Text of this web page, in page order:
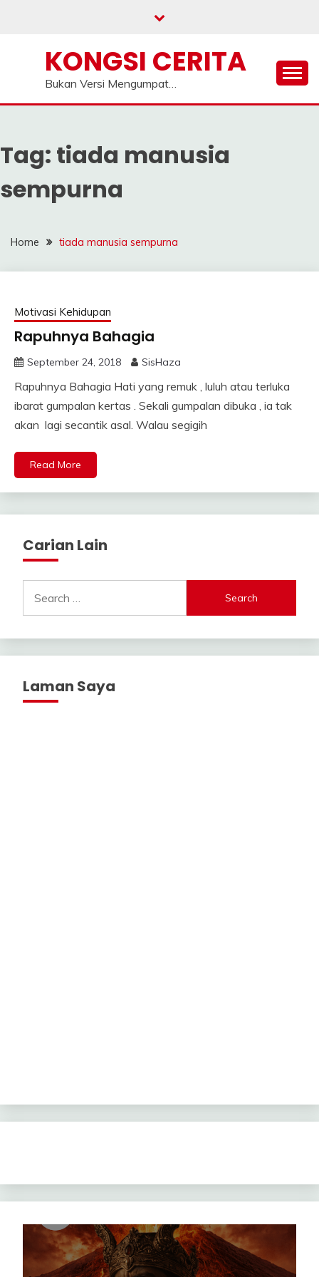
KONGSI CERITA
Bukan Versi Mengumpat…
Tag: tiada manusia
sempurna
Home tiada manusia sempurna
Motivasi Kehidupan
Rapuhnya Bahagia
September 24, 2018 SisHaza
Rapuhnya Bahagia Hati yang remuk , luluh atau terluka
ibarat gumpalan kertas . Sekali gumpalan dibuka , ia tak
akan lagi secantik asal. Walau segigih
Read More
Carian Lain
for:
Laman Saya